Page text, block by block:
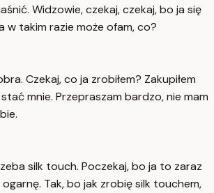
Widzowie, czekaj, czekaj, bo ja się
w takim razie może ofam, co?
Czekaj, co ja zrobiłem? Zakupiłem
stać mnie. Przepraszam bardzo, nie mam
silk touch. Poczekaj, bo ja to zaraz
Tak, bo jak zrobię silk touchem,